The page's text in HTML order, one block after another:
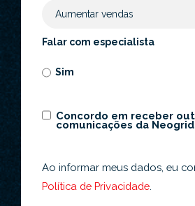
Falar com especialista
Sim
Concordo em receber
comunicações da Neogrid
Ao informar meus dados, eu
Política de Privacidade.